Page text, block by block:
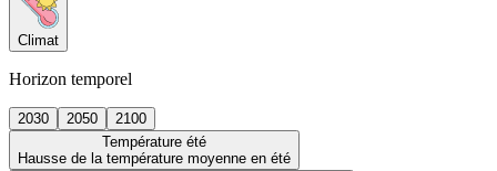
Climat
Horizon temporel
2030 2050
2100
Température été
Hausse de la température moyenne en été